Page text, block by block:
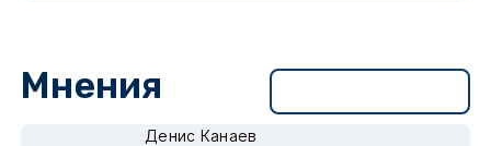
Мнения
Денис Канаев